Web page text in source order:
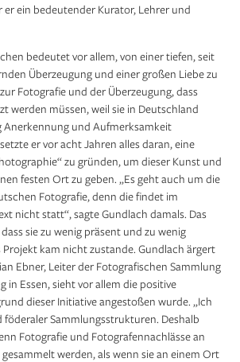
er ein bedeutender Kurator, Lehrer und
bedeutet vor allem, von einer tiefen, seit
Überzeugung und einer großen Liebe zu
Fotografie und der Überzeugung, dass
werden müssen, weil sie in Deutschland
Anerkennung und Aufmerksamkeit
er vor acht Jahren alles daran, eine
zu gründen, um dieser Kunst und
festen Ort zu geben. „Es geht auch um die
Fotografie, denn die findet im
nicht statt“, sagte Gundlach damals. Das
sie zu wenig präsent und zu wenig
Projekt kam nicht zustande. Gundlach ärgert
Ebner, Leiter der Fotografischen Sammlung
in Essen, sieht vor allem die positive
dieser Initiative angestoßen wurde. „Ich
föderaler Sammlungsstrukturen. Deshalb
Fotografie und Fotografennachlässe an
werden, als wenn sie an einem Ort